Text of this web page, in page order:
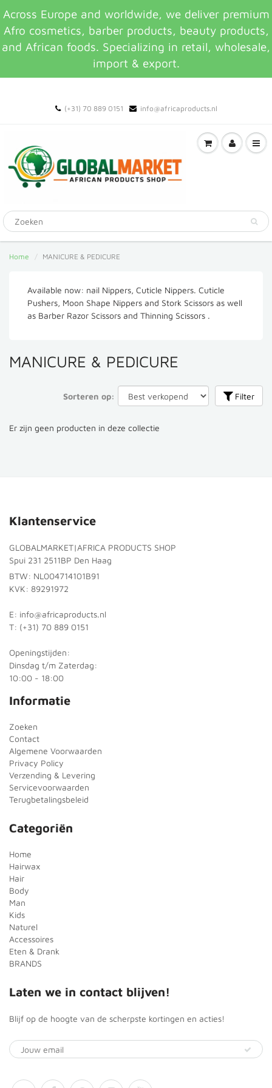
Across Europe and worldwide, we deliver premium
Afro cosmetics, barber products, beauty products,
and African foods. Specializing in retail, wholesale,
import & export.
(+31) 70 889 0151 info@africaproducts.nl
Home MANICURE & PEDICURE
Available now: nail Nippers, Cuticle Nippers. Cuticle
Pushers, Moon Shape Nippers and Stork Scissors as well
as Barber Razor Scissors and Thinning Scissors .
MANICURE & PEDICURE
Sorteren op: Filter
Er zijn geen producten in deze collectie
Klantenservice
GLOBALMARKET|AFRICA PRODUCTS SHOP
Spui 231 2511BP Den Haag
BTW: NL004714101B91
KVK: 89291972
E: info@africaproducts.nl
T: (+31) 70 889 0151
Openingstijden:
Dinsdag t/m Zaterdag:
10:00 - 18:00
Informatie
Zoeken
Contact
Algemene Voorwaarden
Privacy Policy
Verzending & Levering
Servicevoorwaarden
Terugbetalingsbeleid
Categoriën
Home
Hairwax
Hair
Body
Man
Kids
Naturel
Accessoires
Eten & Drank
BRANDS
Laten we in contact blijven!
Blijf op de hoogte van de scherpste kortingen en acties!